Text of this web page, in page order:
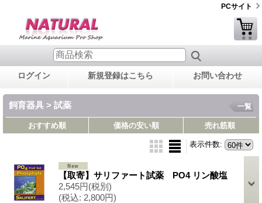
PCサイト
ログイン 新規登録はこちら お問い合わせ
飼育器具 > 試薬 一覧
おすすめ順 価格の安い順 売れ筋順
表示件数:
【取寄】サリファート試薬 PO4 リン酸塩
2,545円(税別)
(税込: 2,800円)